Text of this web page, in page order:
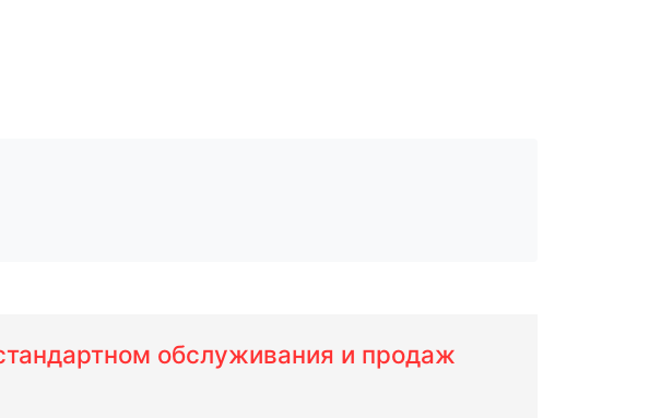
обслуживания и продаж